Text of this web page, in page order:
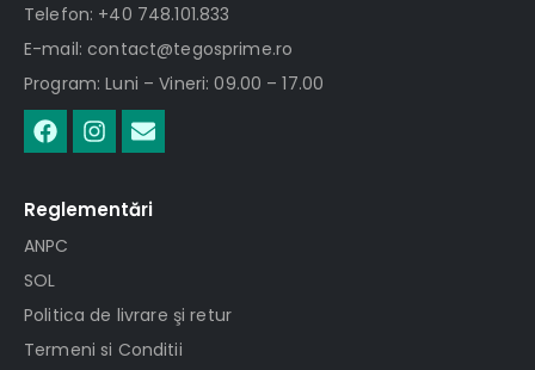
Telefon: +40 748.101.833
E-mail: contact@tegosprime.ro
Program: Luni – Vineri: 09.00 – 17.00
Reglementări
ANPC
SOL
Politica de livrare şi retur
Termeni si Conditii